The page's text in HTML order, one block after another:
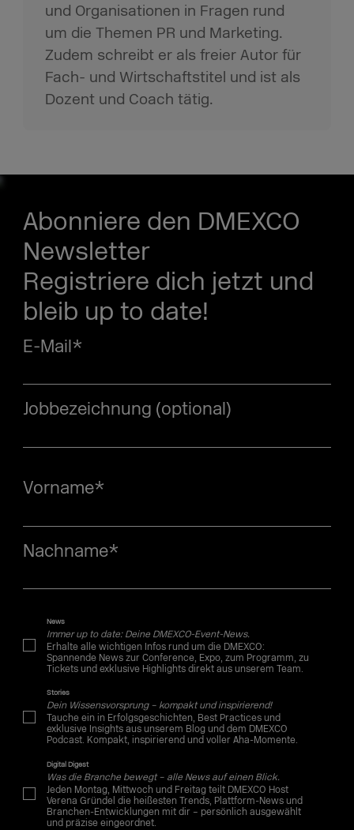
und Organisationen in Fragen rund
um die Themen PR und Marketing.
Zudem schreibt er als freier Autor für
Fach- und Wirtschaftstitel und ist als
Dozent und Coach tätig.
Abonniere den DMEXCO
Newsletter
Registriere dich jetzt und
bleib up to date!
E-Mail*
Jobbezeichnung (optional)
Vorname*
Nachname*
News
Immer up to date: Deine DMEXCO-Event-News.
Erhalte alle wichtigen Infos rund um die DMEXCO:
Spannende News zur Conference, Expo, zum Programm, zu
Tickets und exklusive Highlights direkt aus unserem Team.
Stories
Dein Wissensvorsprung – kompakt und inspirierend!
Tauche ein in Erfolgsgeschichten, Best Practices und
exklusive Insights aus unserem Blog und dem DMEXCO
Podcast. Kompakt, inspirierend und voller Aha-Momente.
Digital Digest
Was die Branche bewegt – alle News auf einen Blick.
Jeden Montag, Mittwoch und Freitag teilt DMEXCO Host
Verena Gründel die heißesten Trends, Plattform-News und
Branchen-Entwicklungen mit dir – persönlich ausgewählt
und präzise eingeordnet.